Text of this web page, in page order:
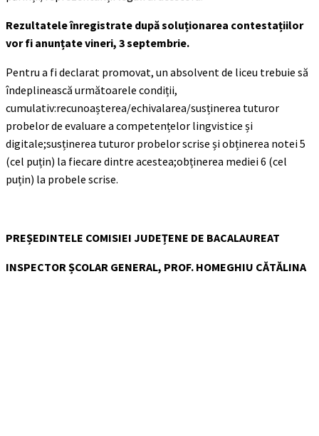
Rezultatele înregistrate după soluționarea contestațiilor
vor fi anunțate vineri, 3 septembrie.
Pentru a fi declarat promovat, un absolvent de liceu trebuie să
îndeplinească următoarele condiții,
cumulativ:recunoașterea/echivalarea/susținerea tuturor
probelor de evaluare a competențelor lingvistice și
digitale;susținerea tuturor probelor scrise și obținerea notei 5
(cel puțin) la fiecare dintre acestea;obținerea mediei 6 (cel
puțin) la probele scrise.
PREȘEDINTELE COMISIEI JUDEȚENE DE BACALAUREAT
INSPECTOR ȘCOLAR GENERAL, PROF. HOMEGHIU CĂTĂLINA